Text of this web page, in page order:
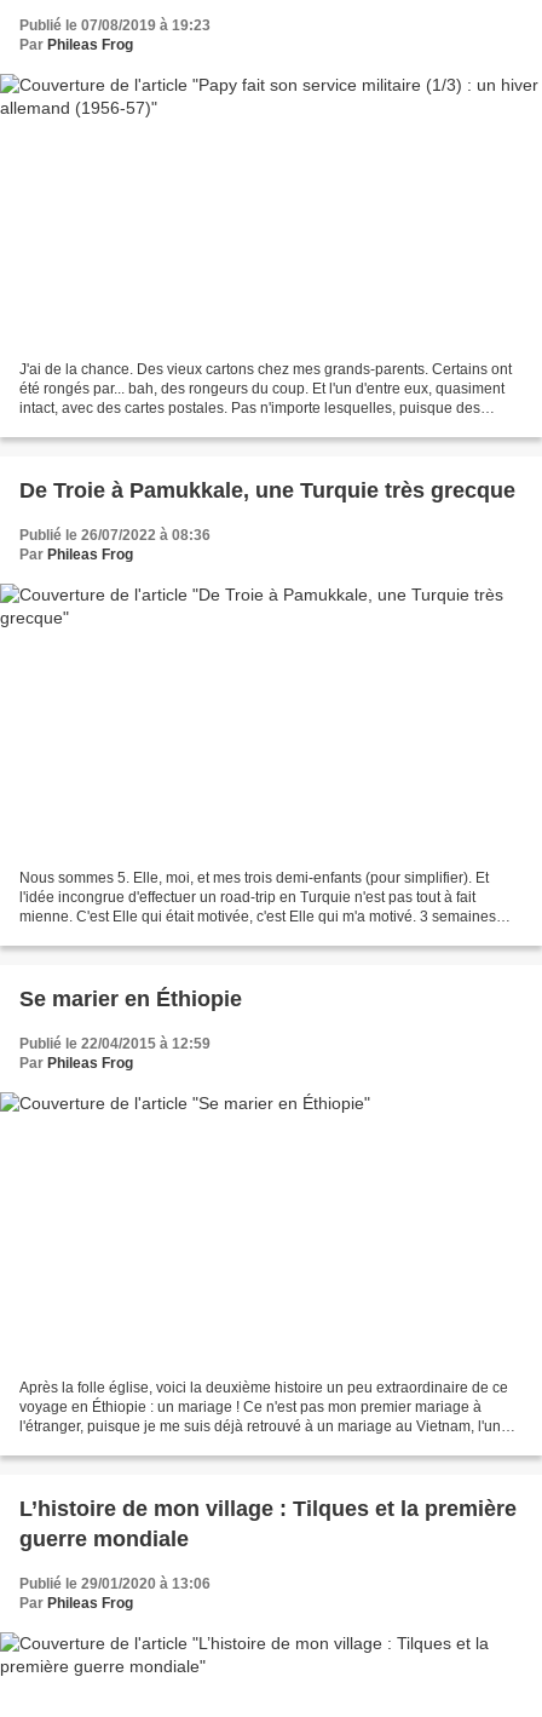
Publié le 07/08/2019 à 19:23
Par Phileas Frog
J'ai de la chance. Des vieux cartons chez mes grands-parents. Certains ont
été rongés par... bah, des rongeurs du coup. Et l'un d'entre eux, quasiment
intact, avec des cartes postales. Pas n'importe lesquelles, puisque des
De Troie à Pamukkale, une Turquie très grecque
Publié le 26/07/2022 à 08:36
Par Phileas Frog
Nous sommes 5. Elle, moi, et mes trois demi-enfants (pour simplifier). Et
l'idée incongrue d'effectuer un road-trip en Turquie n'est pas tout à fait
mienne. C'est Elle qui était motivée, c'est Elle qui m'a motivé. 3 semaines
Se marier en Éthiopie
Publié le 22/04/2015 à 12:59
Par Phileas Frog
Après la folle église, voici la deuxième histoire un peu extraordinaire de ce
voyage en Éthiopie : un mariage ! Ce n'est pas mon premier mariage à
l'étranger, puisque je me suis déjà retrouvé à un mariage au Vietnam, l'une
L’histoire de mon village : Tilques et la première
guerre mondiale
Publié le 29/01/2020 à 13:06
Par Phileas Frog